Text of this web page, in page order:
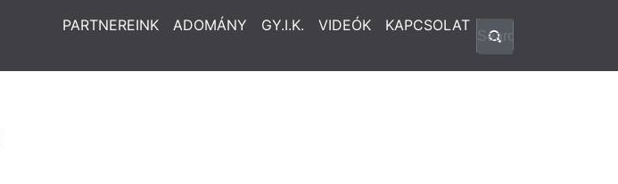
PARTNEREINK ADOMÁNY GY.I.K. VIDEÓK KAPCSOLAT